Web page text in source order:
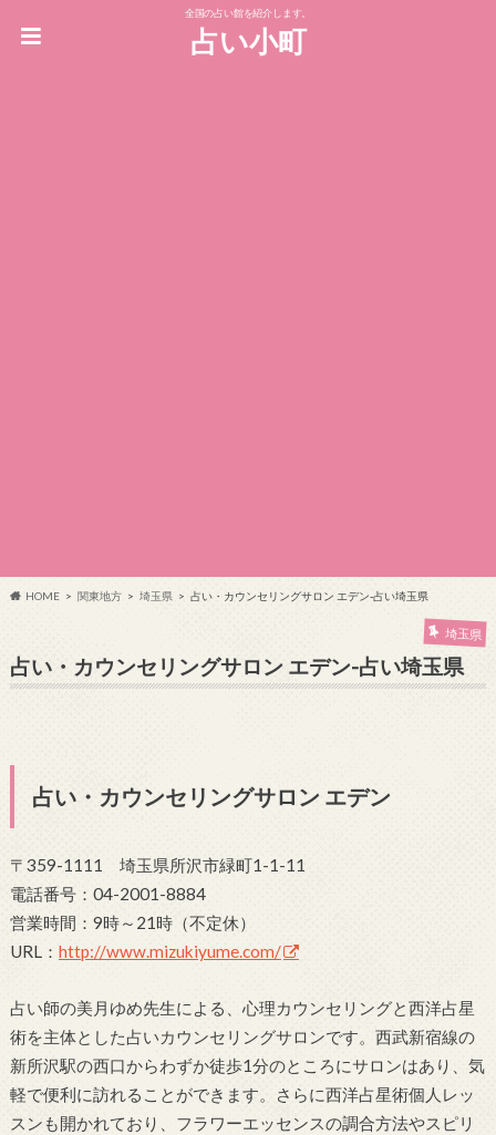
全国の占い館を紹介します。
占い小町
HOME 関東地方 埼玉県 占い・カウンセリングサロン エデン-占い埼玉県
埼玉県
占い・カウンセリングサロン エデン-占い埼玉県
占い・カウンセリングサロン エデン
〒359-1111 埼玉県所沢市緑町1-1-11
電話番号：04-2001-8884
営業時間：9時～21時（不定休）
URL： http://www.mizukiyume.com/
占い師の美月ゆめ先生による、心理カウンセリングと西洋占星
術を主体とした占いカウンセリングサロンです。西武新宿線の
新所沢駅の西口からわずか徒歩1分のところにサロンはあり、気
軽で便利に訪れることができます。さらに西洋占星術個人レッ
スンも開かれており、フラワーエッセンスの調合方法やスピリ